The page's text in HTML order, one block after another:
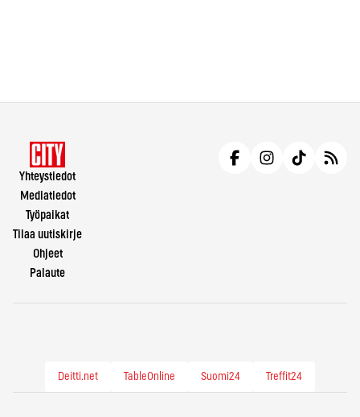
Yhteystiedot
Mediatiedot
Työpaikat
Tilaa uutiskirje
Ohjeet
Palaute
Deitti.net TableOnline Suomi24 Treffit24